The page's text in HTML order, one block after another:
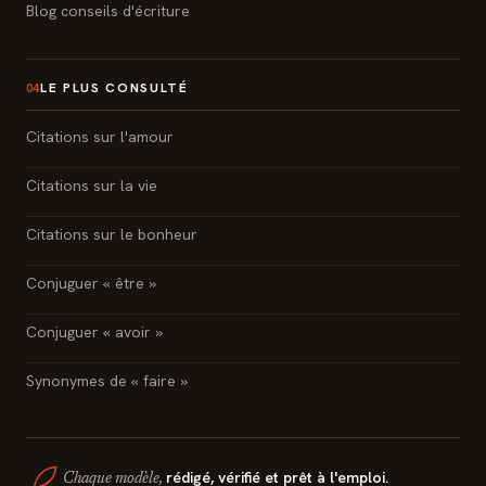
Blog conseils d'écriture
04LE PLUS CONSULTÉ
Citations sur l'amour
Citations sur la vie
Citations sur le bonheur
Conjuguer « être »
Conjuguer « avoir »
Synonymes de « faire »
Chaque modèle, rédigé, vérifié et prêt à l'emploi.